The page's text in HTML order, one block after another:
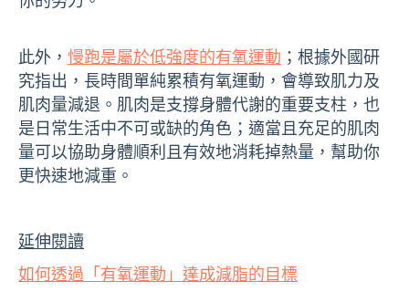
此外， 慢跑是屬於低強度的有氧運動 ；根據外國研
究指出，長時間單純累積有氧運動，會導致肌力及
肌肉量減退。肌肉是支撐身體代謝的重要支柱，也
是日常生活中不可或缺的角色；適當且充足的肌肉
量可以協助身體順利且有效地消耗掉熱量，幫助你
更快速地減重。
延伸閱讀
如何透過「有氧運動」達成減脂的目標